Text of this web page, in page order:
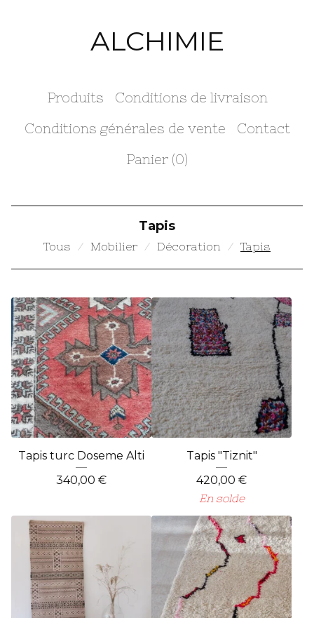
ALCHIMIE
Produits
Conditions de livraison
Conditions générales de vente
Contact
Panier (0)
Tapis
Tous Mobilier Décoration Tapis
Tapis turc Doseme Alti
340,00 €
Tapis "Tiznit"
420,00 €
En solde